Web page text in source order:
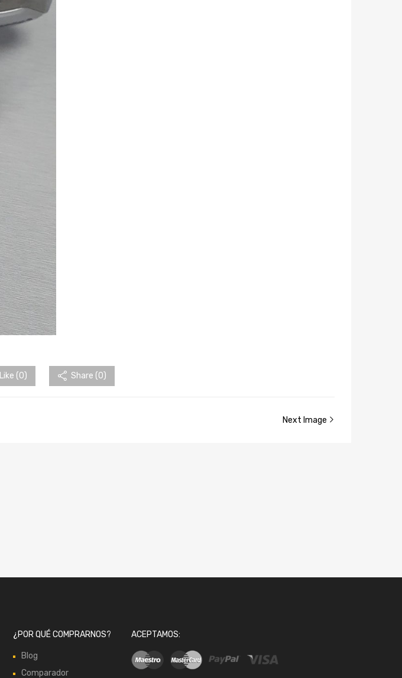
Like (0) Share (0)
Next Image
¿POR QUÉ COMPRARNOS?
Blog
Comparador
ACEPTAMOS: